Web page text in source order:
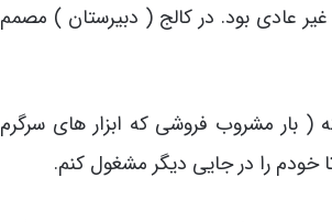
عادی بود. در کالج ( دبیرستان ) مصمم
( بار مشروب فروشی که ابزار های سرگرم
خودم را در جایی دیگر مشغول کنم.